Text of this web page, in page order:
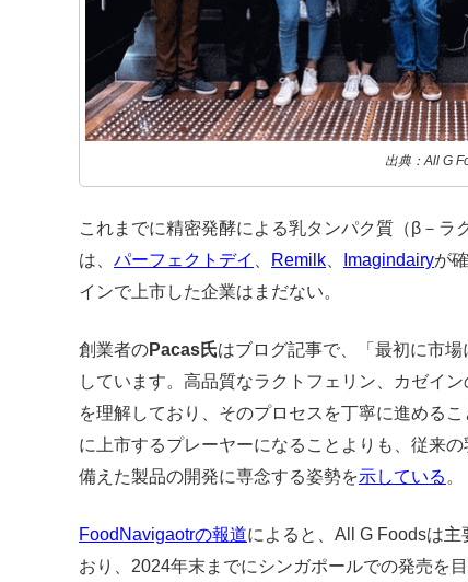
出典：All G
これまでに精密発酵による乳タンパク質（β－ラ
は、 パーフェクトデイ Remilk Imagindairyが
インで上市した企業はまだない。
創業者のPacas氏はブログ記事で、「最初に市
しています。高品質なラクトフェリン、カゼイ
を理解しており、そのプロセスを丁寧に進める
に上市するプレーヤーになることよりも、従来
備えた製品の開発に専念する姿勢を示している 。
FoodNavigaotrの報道によると、All G Foodsは
おり、2024年末までにシンガポールでの発売を目